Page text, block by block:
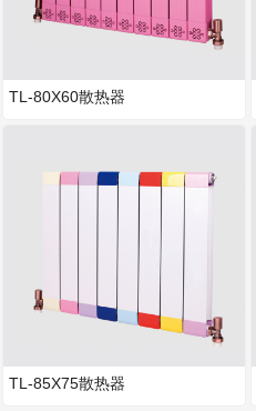
TL-80X60散热器
TL-85X75散热器